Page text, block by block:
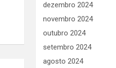
dezembro 2024
novembro 2024
outubro 2024
setembro 2024
agosto 2024